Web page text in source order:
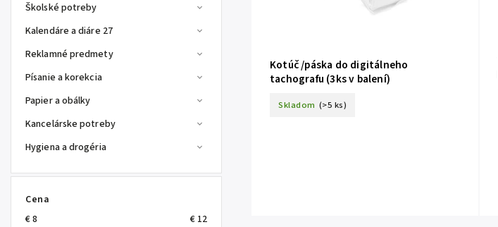
Školské potreby
Kalendáre a diáre 27
Reklamné predmety
Písanie a korekcia
Papier a obálky
Kancelárske potreby
Hygiena a drogéria
Cena
€8 € 12
Kotúč /páska do digitálneho
tachografu (3ks v balení)
Skladom (>5 ks)